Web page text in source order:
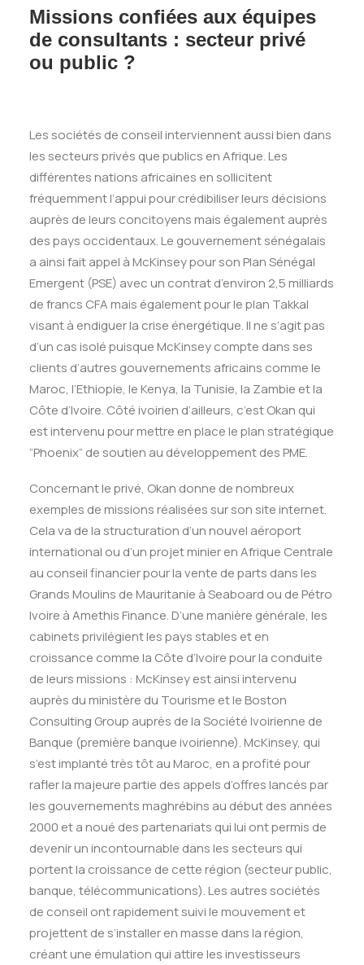
Missions confiées aux équipes
de consultants : secteur privé
ou public ?
Les sociétés de conseil interviennent aussi bien dans
les secteurs privés que publics en Afrique. Les
différentes nations africaines en sollicitent
fréquemment l’appui pour crédibiliser leurs décisions
auprès de leurs concitoyens mais également auprès
des pays occidentaux. Le gouvernement sénégalais
a ainsi fait appel à McKinsey pour son Plan Sénégal
Emergent (PSE) avec un contrat d’environ 2,5 milliards
de francs CFA mais également pour le plan Takkal
visant à endiguer la crise énergétique. Il ne s’agit pas
d’un cas isolé puisque McKinsey compte dans ses
clients d’autres gouvernements africains comme le
Maroc, l’Ethiopie, le Kenya, la Tunisie, la Zambie et la
Côte d’Ivoire. Côté ivoirien d’ailleurs, c’est Okan qui
est intervenu pour mettre en place le plan stratégique
“Phoenix” de soutien au développement des PME.
Concernant le privé, Okan donne de nombreux
exemples de missions réalisées sur son site internet.
Cela va de la structuration d’un nouvel aéroport
international ou d’un projet minier en Afrique Centrale
au conseil financier pour la vente de parts dans les
Grands Moulins de Mauritanie à Seaboard ou de Pétro
Ivoire à Amethis Finance. D’une manière générale, les
cabinets privilégient les pays stables et en
croissance comme la Côte d’Ivoire pour la conduite
de leurs missions : McKinsey est ainsi intervenu
auprès du ministère du Tourisme et le Boston
Consulting Group auprès de la Société Ivoirienne de
Banque (première banque ivoirienne). McKinsey, qui
s’est implanté très tôt au Maroc, en a profité pour
rafler la majeure partie des appels d’offres lancés par
les gouvernements maghrébins au début des années
2000 et a noué des partenariats qui lui ont permis de
devenir un incontournable dans les secteurs qui
portent la croissance de cette région (secteur public,
banque, télécommunications). Les autres sociétés
de conseil ont rapidement suivi le mouvement et
projettent de s’installer en masse dans la région,
créant une émulation qui attire les investisseurs